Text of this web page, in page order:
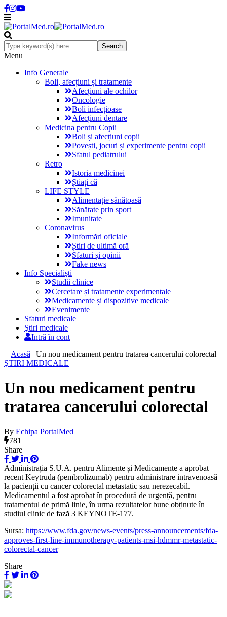
Menu
Info Generale
Boli, afecțiuni și tratamente
Afecțiuni ale ochilor
Oncologie
Boli infecțioase
Afecțiuni dentare
Medicina pentru Copii
Boli și afecțiuni copii
Povești, jocuri și experimente pentru copii
Sfatul pediatrului
Retro
Istoria medicinei
Știați că
LIFE STYLE
Alimentație sănătoasă
Sănătate prin sport
Imunitate
Coronavirus
Informări oficiale
Știri de ultimă oră
Sfaturi și opinii
Fake news
Info Specialişti
Studii clinice
Cercetare și tratamente experimentale
Medicamente și dispozitive medicale
Evenimente
Sfaturi medicale
Ştiri medicale
Intră în cont
Acasă | Un nou medicament pentru tratarea cancerului colorectal
ŞTIRI MEDICALE
Un nou medicament pentru
tratarea cancerului colorectal
By Echipa PortalMed
781
Share
Administrația S.U.A. pentru Alimente și Medicamente a aprobat
recent Keytruda (pembrolizumab) pentru administrare intravenoasă
la pacienții cu cancer colorectal metastatic sau nerezecabil.
Medicamentul a fost aprobat în procedură de urgență, pentru
tratamentul de primă linie, în urma rezultatelor bune obținute în
studiul clinic de fază 3 KEYNOTE-177.
Sursa: https://www.fda.gov/news-events/press-announcements/fda-
approves-first-line-immunotherapy-patients-msi-hdmmr-metastatic-
colorectal-cancer
Share